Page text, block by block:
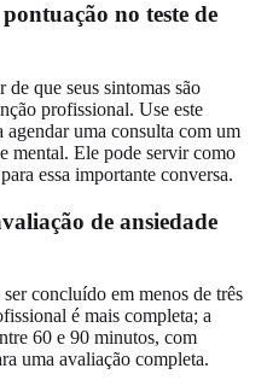
no teste de
que seus sintomas são
profissional. Use este
uma consulta com um
mental. Ele pode servir como
essa importante conversa.
de ansiedade
concluído em menos de três
é mais completa; a
60 e 90 minutos, com
uma avaliação completa.